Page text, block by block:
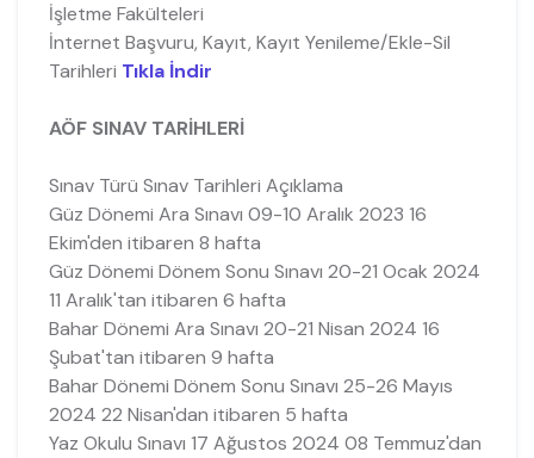
İşletme Fakülteleri
İnternet Başvuru, Kayıt, Kayıt Yenileme/Ekle-Sil
Tarihleri Tıkla İndir
AÖF SINAV TARİHLERİ
Sınav Türü Sınav Tarihleri Açıklama
Güz Dönemi Ara Sınavı 09-10 Aralık 2023 16
Ekim'den itibaren 8 hafta
Güz Dönemi Dönem Sonu Sınavı 20-21 Ocak 2024
11 Aralık'tan itibaren 6 hafta
Bahar Dönemi Ara Sınavı 20-21 Nisan 2024 16
Şubat'tan itibaren 9 hafta
Bahar Dönemi Dönem Sonu Sınavı 25-26 Mayıs
2024 22 Nisan'dan itibaren 5 hafta
Yaz Okulu Sınavı 17 Ağustos 2024 08 Temmuz'dan